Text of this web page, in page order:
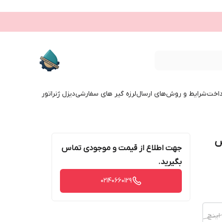
شرایط و روش‌های ارساللرزه گیر های سفارشیدیزل ژنراتور
جهت اطلاع از قیمت و موجودی تماس
بگیرید.
02140660129